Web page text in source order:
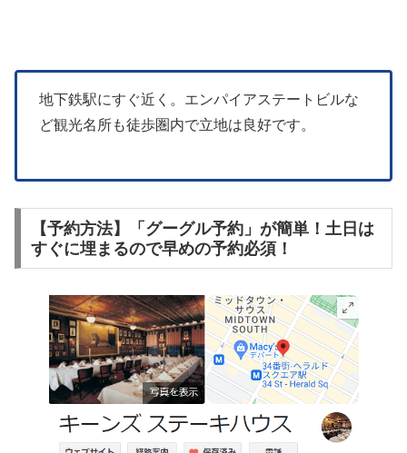
地下鉄駅にすぐ近く。エンパイアステートビルな
ど観光名所も徒歩圏内で立地は良好です。
【予約方法】「グーグル予約」が簡単！土日は
すぐに埋まるので早めの予約必須！